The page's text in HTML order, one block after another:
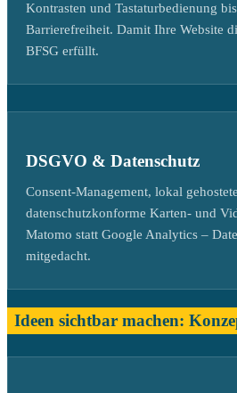
Kontrasten und Tastaturbedienung
Barrierefreiheit. Damit Ihre Website
BFSG erfüllt.
DSGVO & Datenschutz
Consent-Management, lokal
datenschutzkonforme Karten- und
Matomo statt Google Analytics –
mitgedacht.
Ideen sichtbar machen: